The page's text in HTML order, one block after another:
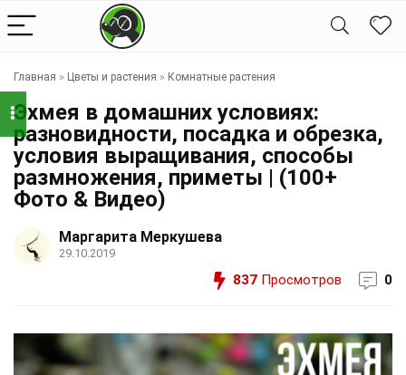
Главная » Цветы и растения » Комнатные растения
Эхмея в домашних условиях:
разновидности, посадка и обрезка,
условия выращивания, способы
размножения, приметы | (100+
Фото & Видео)
Маргарита Меркушева
29.10.2019
837 Просмотров 0